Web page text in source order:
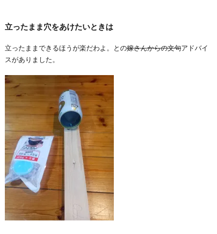
立ったまま穴をあけたいときは
立ったままできるほうが楽だわよ。との嫁さんからの文句アドバイ
スがありました。